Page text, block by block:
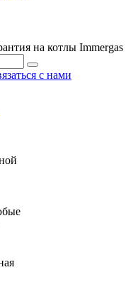
на котлы Immergas
с нами